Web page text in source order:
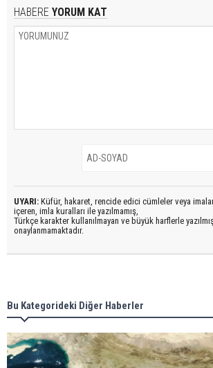
HABERE YORUM KAT
UYARI: Küfür, hakaret, rencide edici cümleler veya
içeren, imla kuralları ile yazılmamış,
Türkçe karakter kullanılmayan ve büyük harflerle
onaylanmamaktadır.
Bu Kategorideki Diğer Haberler